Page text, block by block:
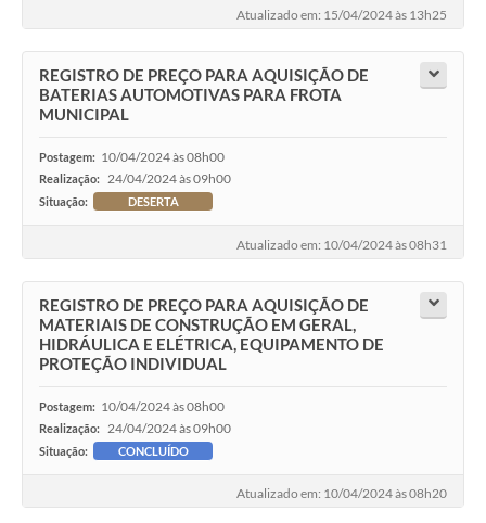
Atualizado em: 15/04/2024 às 13h25
REGISTRO DE PREÇO PARA AQUISIÇÃO DE
BATERIAS AUTOMOTIVAS PARA FROTA
MUNICIPAL
Postagem: 10/04/2024 às 08h00
Realização: 24/04/2024 às 09h00
Situação: DESERTA
Atualizado em: 10/04/2024 às 08h31
REGISTRO DE PREÇO PARA AQUISIÇÃO DE
MATERIAIS DE CONSTRUÇÃO EM GERAL,
HIDRÁULICA E ELÉTRICA, EQUIPAMENTO DE
PROTEÇÃO INDIVIDUAL
Postagem: 10/04/2024 às 08h00
Realização: 24/04/2024 às 09h00
Situação: CONCLUÍDO
Atualizado em: 10/04/2024 às 08h20